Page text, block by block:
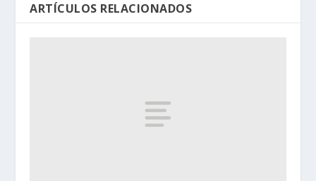
ARTÍCULOS RELACIONADOS